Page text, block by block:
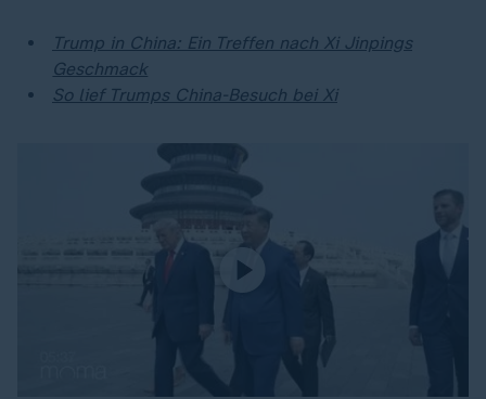
Trump in China: Ein Treffen nach Xi Jinpings
Geschmack
So lief Trumps China-Besuch bei Xi